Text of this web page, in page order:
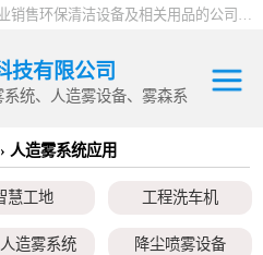
河南绿森环保科技有限公司一家专业销售环保清洁设备及相关用品的公司，产品包括：音乐喷泉、雾森系统、人造雾设备、景观人造雾、人造雾系统、小区喷雾设备、高压喷雾降尘设备、料仓喷雾除尘系统、喷雾降温加湿设备、郑州喷雾消毒设备，等八大系列上百个品种。
技有限公司
统、人造雾设备、雾森系
人造雾系统应用
慧工地 工程洗车机
造雾系统 降尘喷雾设备